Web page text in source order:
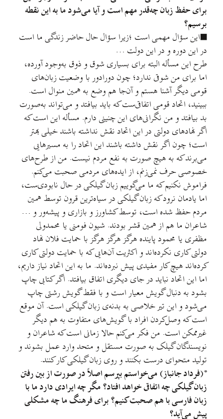
برای حفظ زبان چه‌قدر مهم است و آیا می‌شود ما به این نقطه
برسیم؟
■این سؤال مهمی است ؛زیرا سؤال حال حاضر زندگی ما است
در این دوره و در این دولت …
طرح این مسأله البته برای بسیاری شوق و ذوق به‌وجود آورده،
اما برای من شوقی ندارد؛ چون دورادور با وضعیت زبان‌های
قومی دیگر آشنا هستم و آن‌جا هم وضع به همین منوال است.
ببینید، اتحاد قومی اتفاقی‌ست که باید بیافتد و می‌تواند به‌صورت
بد بیافتد و من نگرانی‌های این چنینی دارم. مسأله این است که
اگر نهادهای دولتی در این اتحاد نقش نداشته باشند خیلی بهتر
است؛ چون اگر نقش داشته باشند این اتحاد را به مسیرهایی
می‌برند که به هیچ صورت به نفع مردم نیست. من از طرح‌های
خصوصی حرف نمی‌زنم، از ایده‌های مردمی صحبت می‌کنم.
فراموش نکنیم که ما می‌گوییم زبان گیلکی در حال نابودی‌ست،
اما یادمان نرود که زبان گیلکی در سیاه‌‌ترین قرون توسط همین
مردم حفظ شده است، توسط کشاورز و بازاری و پیشه‌ور و …
شاعران ما هم از همین قشر بودند. شیون فومنی یا محمدولی
مظفری یا محمود پاینده هرگز هرگز هرگز با حمایت فلان نهاد
دولتی کاری نکرده‌اند و اکثریت آن‌هایی که با حمایت دولتی کاری
کرده‌اند هیچ کار مفیدی پیش نبرده‌اند. ما به این اتحاد نیاز داریم،
اما این اتحاد نباید در جای دیگری اتفاق بیافتد. اگر کتابی چاپ
بشود به دنبال گویش معیار است و با فقط گویش رشتی چاپ
می‌شود و این تیر خلاصی به بدنه‌ی زبان گیلکی است. آن موقع
است که وصل‌کردن افراد با گویش‌های متفاوت به هم دیگر
غیرممکن است. من فکر می‌کنم حالا زمانی است که شاعران و
نویسندگان گیلک به صورت مستقل و متحد وارد عمل بشوند و
تولید متحوای درست بکنند و روی زبان گیلکی کار کنند.
*(فرداد جانباز) می‌خواستم بپرسم اصلاً در صورت از بین رفتن
زبان گیلکی چه اتفاقی خواهد افتاد؟ مگر چه ایرادی دارد ما با
زبان فارسی با هم صحبت کنیم؟ برای فرهنگ ما چه مشکلی
پیش می‌آید؟